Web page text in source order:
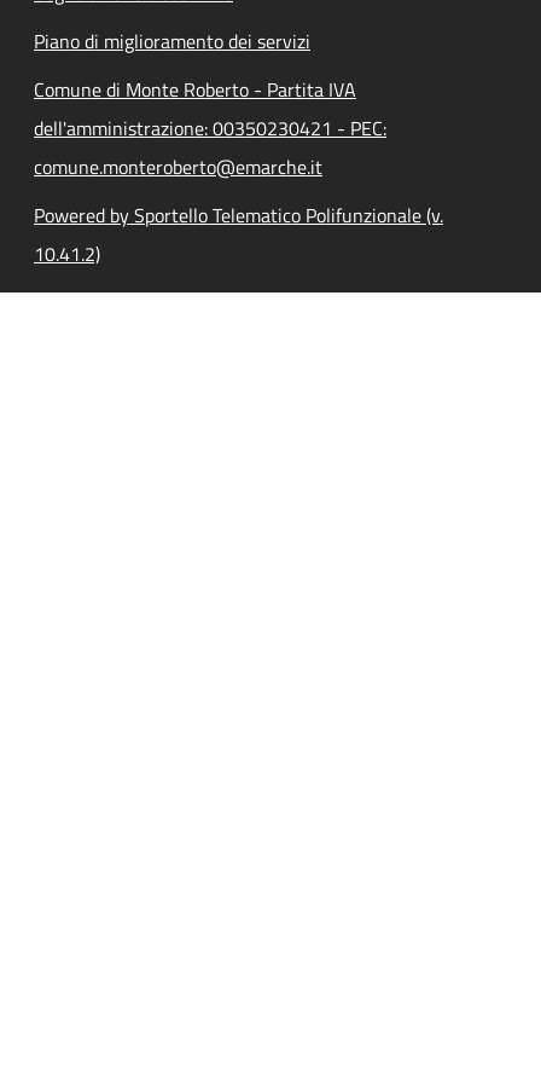
Piano di miglioramento dei servizi
Comune di Monte Roberto - Partita IVA
dell'amministrazione: 00350230421 - PEC:
comune.monteroberto@emarche.it
Powered by Sportello Telematico Polifunzionale (v.
10.41.2)